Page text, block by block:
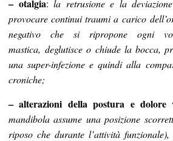
– otalgia: la retrusione e la
provocare continui traumi a carico
negativo che si ripropone ogni
mastica, deglutisce o chiude la bocca,
una super-infezione e quindi alla
croniche;
– alterazioni della postura e dolore
mandibola assume una posizione
riposo che durante l’attività